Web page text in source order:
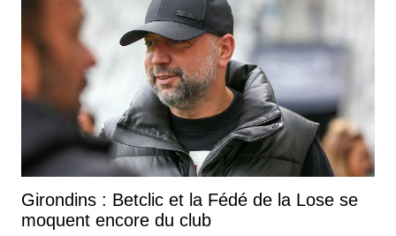
Girondins : Betclic et la Fédé de la Lose se
moquent encore du club